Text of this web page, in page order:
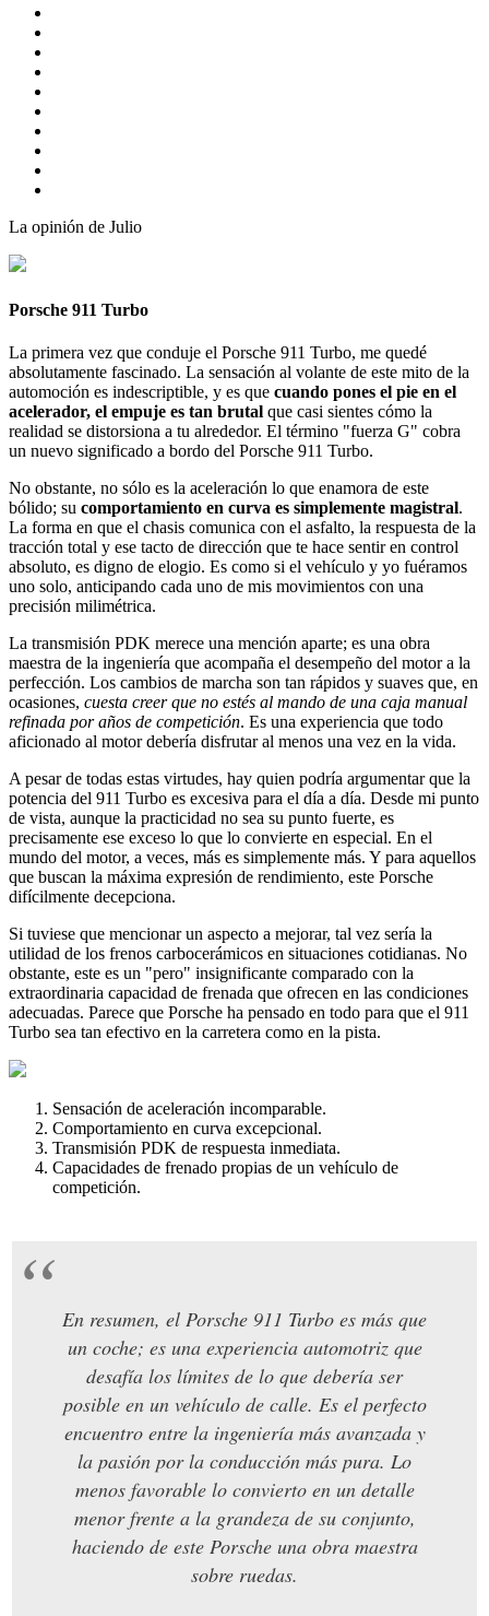
La opinión de Julio
Porsche 911 Turbo
La primera vez que conduje el Porsche 911 Turbo, me quedé
absolutamente fascinado. La sensación al volante de este mito de la
automoción es indescriptible, y es que cuando pones el pie en el
acelerador, el empuje es tan brutal que casi sientes cómo la
realidad se distorsiona a tu alrededor. El término "fuerza G" cobra
un nuevo significado a bordo del Porsche 911 Turbo.
No obstante, no sólo es la aceleración lo que enamora de este
bólido; su comportamiento en curva es simplemente magistral.
La forma en que el chasis comunica con el asfalto, la respuesta de la
tracción total y ese tacto de dirección que te hace sentir en control
absoluto, es digno de elogio. Es como si el vehículo y yo fuéramos
uno solo, anticipando cada uno de mis movimientos con una
precisión milimétrica.
La transmisión PDK merece una mención aparte; es una obra
maestra de la ingeniería que acompaña el desempeño del motor a la
perfección. Los cambios de marcha son tan rápidos y suaves que, en
ocasiones, cuesta creer que no estés al mando de una caja manual
refinada por años de competición. Es una experiencia que todo
aficionado al motor debería disfrutar al menos una vez en la vida.
A pesar de todas estas virtudes, hay quien podría argumentar que la
potencia del 911 Turbo es excesiva para el día a día. Desde mi punto
de vista, aunque la practicidad no sea su punto fuerte, es
precisamente ese exceso lo que lo convierte en especial. En el
mundo del motor, a veces, más es simplemente más. Y para aquellos
que buscan la máxima expresión de rendimiento, este Porsche
difícilmente decepciona.
Si tuviese que mencionar un aspecto a mejorar, tal vez sería la
utilidad de los frenos carbocerámicos en situaciones cotidianas. No
obstante, este es un "pero" insignificante comparado con la
extraordinaria capacidad de frenada que ofrecen en las condiciones
adecuadas. Parece que Porsche ha pensado en todo para que el 911
Turbo sea tan efectivo en la carretera como en la pista.
Sensación de aceleración incomparable.
Comportamiento en curva excepcional.
Transmisión PDK de respuesta inmediata.
Capacidades de frenado propias de un vehículo de
competición.
En resumen, el Porsche 911 Turbo es más que
un coche; es una experiencia automotriz que
desafía los límites de lo que debería ser
posible en un vehículo de calle. Es el perfecto
encuentro entre la ingeniería más avanzada y
la pasión por la conducción más pura. Lo
menos favorable lo convierto en un detalle
menor frente a la grandeza de su conjunto,
haciendo de este Porsche una obra maestra
sobre ruedas.